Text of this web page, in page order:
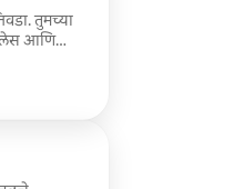
तुमच्या
आणि
येतात.